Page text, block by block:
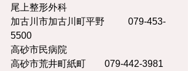
加古川市加古川町平野	079-453-
5500
高砂市荒井町紙町	079-442-3981